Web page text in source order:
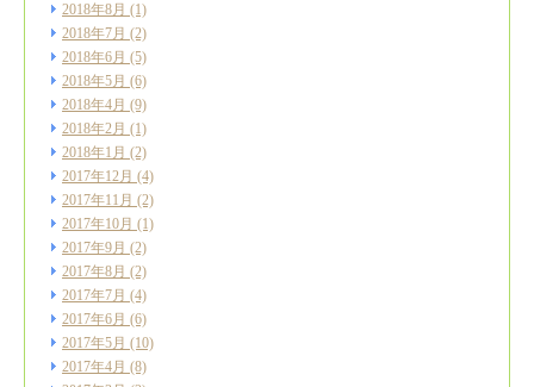
2018年8月 (1)
2018年7月 (2)
2018年6月 (5)
2018年5月 (6)
2018年4月 (9)
2018年2月 (1)
2018年1月 (2)
2017年12月 (4)
2017年11月 (2)
2017年10月 (1)
2017年9月 (2)
2017年8月 (2)
2017年7月 (4)
2017年6月 (6)
2017年5月 (10)
2017年4月 (8)